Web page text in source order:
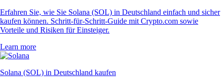
Erfahren Sie, wie Sie Solana (SOL) in Deutschland einfach und sicher
kaufen können. Schritt-für-Schritt-Guide mit Crypto.com sowie
Vorteile und Risiken für Einsteiger.
Learn more
Solana (SOL) in Deutschland kaufen